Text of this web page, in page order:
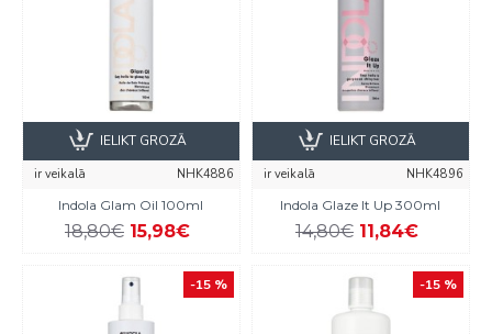
ir veikalā
NHK4886
Indola Glam Oil 100ml
18,80€ 15,98€
IELIKT GROZĀ
ir veikalā
NHK4896
Indola Glaze It Up 300ml
14,80€ 11,84€
IELIKT GROZĀ
-15 % -15 %